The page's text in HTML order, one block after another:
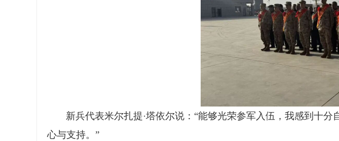
新兵代表米尔扎提·塔依尔说：“能够光荣参军入伍，我感到十
心与支持。”